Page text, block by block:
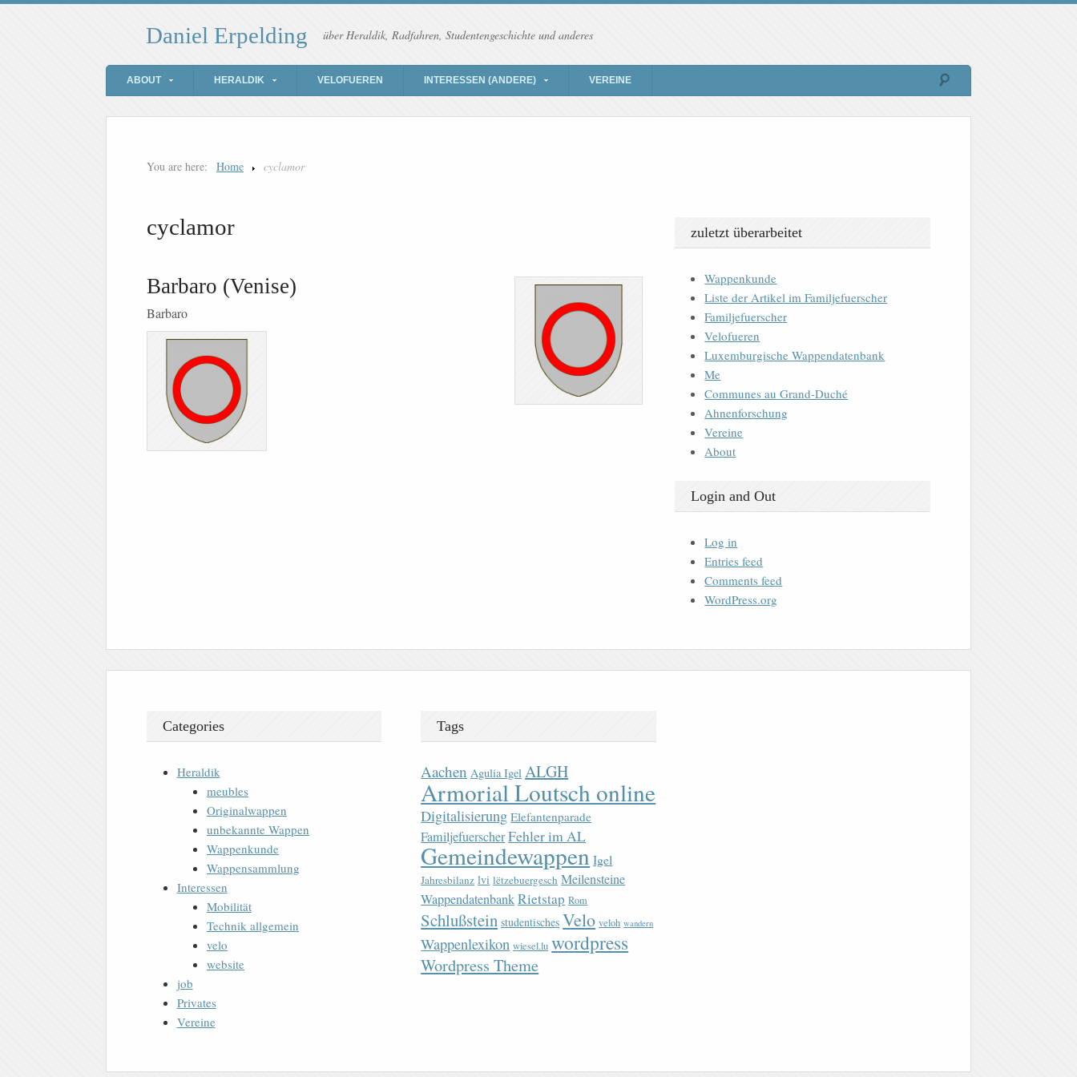
Daniel Erpelding über Heraldik, Radfahren, Studentengeschichte und anderes
ABOUT HERALDIK VELOFUEREN INTERESSEN (ANDERE) VEREINE
You are here: Home cyclamor
cyclamor
Barbaro (Venise)
Barbaro
zuletzt überarbeitet
Wappenkunde
Liste der Artikel im Familjefuerscher
Familjefuerscher
Velofueren
Luxemburgische Wappendatenbank
Me
Communes au Grand-Duché
Ahnenforschung
Vereine
About
Login and Out
Log in
Entries feed
Comments feed
WordPress.org
Categories
Heraldik
meubles
Originalwappen
unbekannte Wappen
Wappenkunde
Wappensammlung
Interessen
Mobilität
Technik allgemein
velo
website
job
Privates
Vereine
Tags
Aachen Agulia Igel ALGH
Armorial Loutsch online
Digitalisierung Elefantenparade
FamiljefuerscherFehler im AL
Gemeindewappen Igel
Jahresbilanz lvi lëtzebuergesch Meilensteine
WappendatenbankRietstap Rom
Schlußstein studentisches Velo veloh wandern
Wappenlexikon wiesel.lu wordpress
Wordpress Theme